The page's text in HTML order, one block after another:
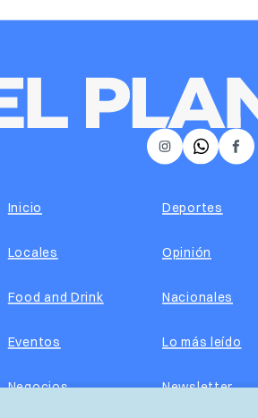
𝕏
Instagram
Inicio
Locales
Food and Drink
Eventos
Negocios
Deportes
Opinión
Nacionales
Lo más leído
Newsletter